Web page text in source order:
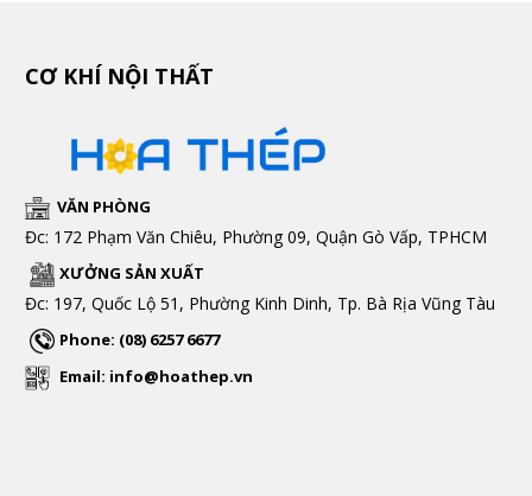
CƠ KHÍ NỘI THẤT
VĂN PHÒNG
Đc: 172 Phạm Văn Chiêu, Phường 09, Quận Gò Vấp, TPHCM
XƯỞNG SẢN XUẤT
Đc: 197, Quốc Lộ 51, Phường Kinh Dinh, Tp. Bà Rịa Vũng Tàu
Phone: (08) 6257 6677
Email: info@hoathep.vn